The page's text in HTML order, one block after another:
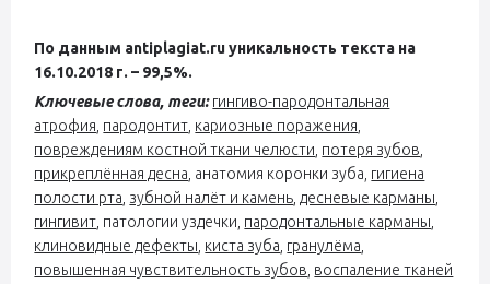
По данным antiplagiat.ru уникальность текста на
16.10.2018 г. – 99,5%.
Ключевые слова, теги: гингиво-пародонтальная
атрофия пародонтит кариозные поражения
повреждениям костной ткани челюсти потеря зубов
прикреплённая десна , анатомия коронки зуба, гигиена
полости рта зубной налёт и камень десневые карманы
гингивит , патологии уздечки, пародонтальные карманы
клиновидные дефекты киста зуба гранулёма
повышенная чувствительность зубов воспаление тканей